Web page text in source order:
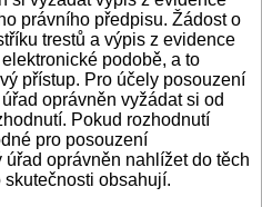
právního předpisu. Žádost o
trestů a výpis z evidence
podobě, a to
přístup. Pro účely posouzení
oprávněn vyžádat si od
Pokud rozhodnutí
pro posouzení
oprávněn nahlížet do těch
skutečnosti obsahují.